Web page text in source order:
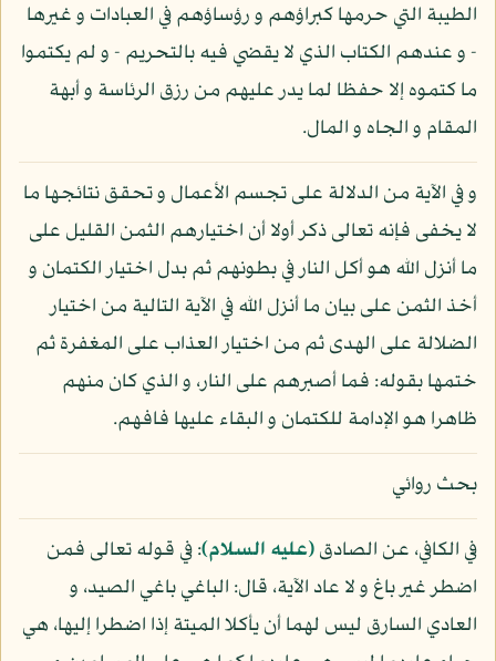
الطيبة التي حرمها كبراؤهم و رؤساؤهم في العبادات و غيرها
- و عندهم الكتاب الذي لا يقضي فيه بالتحريم - و لم يكتموا
ما كتموه إلا حفظا لما يدر عليهم من رزق الرئاسة و أبهة
المقام و الجاه و المال.
و في الآية من الدلالة على تجسم الأعمال و تحقق نتائجها ما
لا يخفى فإنه تعالى ذكر أولا أن اختيارهم الثمن القليل على
ما أنزل الله هو أكل النار في بطونهم ثم بدل اختيار الكتمان و
أخذ الثمن على بيان ما أنزل الله في الآية التالية من اختيار
الضلالة على الهدى ثم من اختيار العذاب على المغفرة ثم
ختمها بقوله: فما أصبرهم على النار، و الذي كان منهم
ظاهرا هو الإدامة للكتمان و البقاء عليها فافهم.
بحث روائي
في الكافي، عن الصادق(عليه السلام): في قوله تعالى فمن
اضطر غير باغ و لا عاد الآية، قال: الباغي باغي الصيد، و
العادي السارق ليس لهما أن يأكلا الميتة إذا اضطرا إليها، هي